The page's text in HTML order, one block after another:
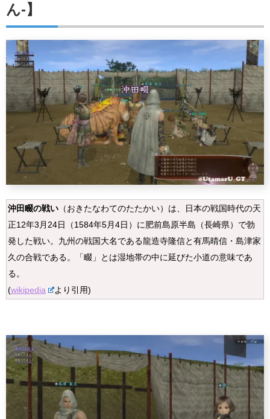
ん-】
沖田畷の戦い （おきたなわてのたたかい）は、日本の戦国時代の天
正12年3月24日（1584年5月4日）に肥前島原半島（長崎県）で勃
発した戦い。九州の戦国大名である龍造寺隆信と有馬晴信・島津家
久の合戦である。「畷」とは湿地帯の中に延びた小道の意味であ
る。
(wikipedia より引用)